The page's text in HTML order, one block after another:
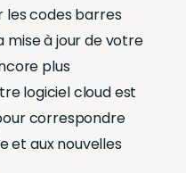
les codes barres
mise à jour de votre
plus
logiciel cloud est
correspondre
et aux nouvelles